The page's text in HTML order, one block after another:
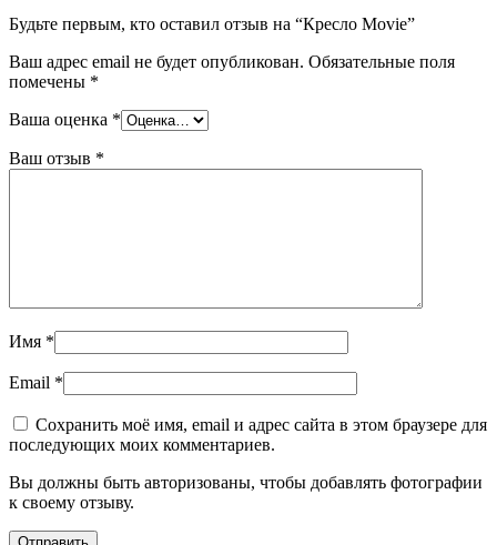
Будьте первым, кто оставил отзыв на “Кресло Movie”
Ваш адрес email не будет опубликован. Обязательные поля
помечены *
Ваша оценка *
Ваш отзыв *
Имя *
Email *
Сохранить моё имя, email и адрес сайта в этом браузере для
последующих моих комментариев.
Вы должны быть авторизованы, чтобы добавлять фотографии
к своему отзыву.